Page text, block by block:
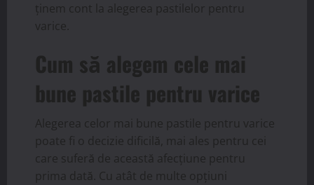
ținem cont la alegerea pastilelor pentru
varice.
Cum să alegem cele mai
bune pastile pentru varice
Alegerea celor mai bune pastile pentru varice
poate fi o decizie dificilă, mai ales pentru cei
care suferă de această afecțiune pentru
prima dată. Cu atât de multe opțiuni